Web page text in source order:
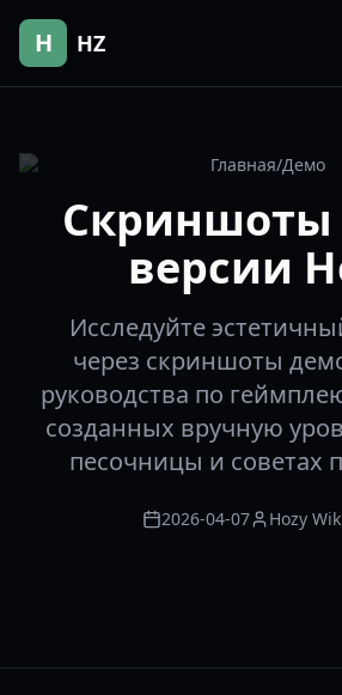
H HZ
Главная/Демо
Скриншоты
версии
Исследуйте
через скриншоты
руководства по
созданных вручную
песочницы и советах
2026-04-07 Hozy